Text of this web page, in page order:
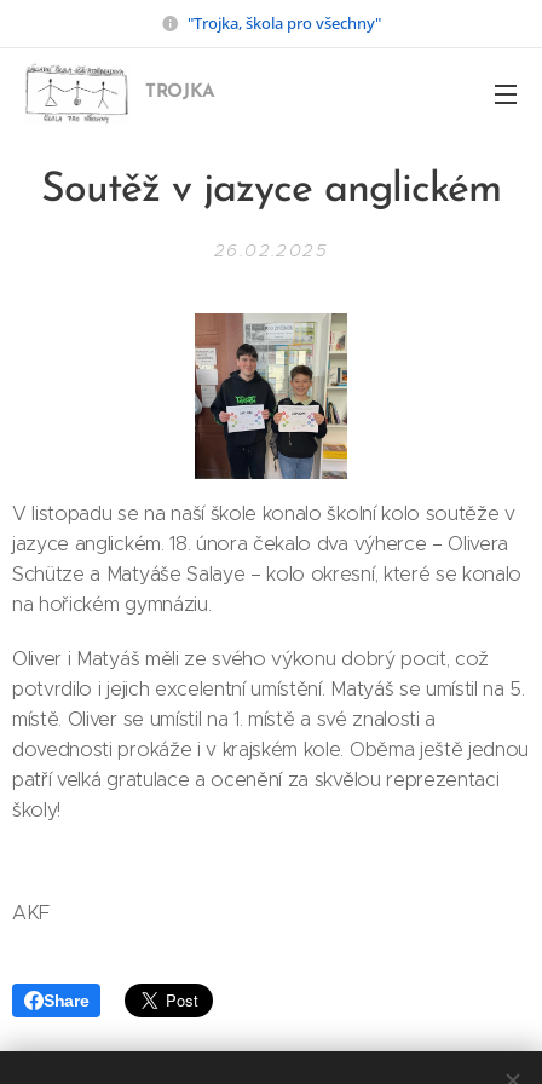
"Trojka, škola pro všechny"
TROJKA
Soutěž v jazyce anglickém
26.02.2025
V listopadu se na naší škole konalo školní kolo soutěže v
jazyce anglickém. 18. února čekalo dva výherce – Olivera
Schütze a Matyáše Salaye – kolo okresní, které se konalo
na hořickém gymnáziu.
Oliver i Matyáš měli ze svého výkonu dobrý pocit, což
potvrdilo i jejich excelentní umístění. Matyáš se umístil na 5.
místě. Oliver se umístil na 1. místě a své znalosti a
dovednosti prokáže i v krajském kole. Oběma ještě jednou
patří velká gratulace a ocenění za skvělou reprezentaci
školy!
AKF
Share